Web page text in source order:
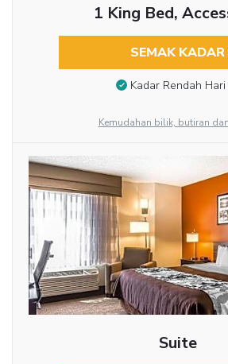
1 King Bed,
SEMAK KADAR
Kadar Rendah Hari
Kemudahan bilik, butiran
Suite